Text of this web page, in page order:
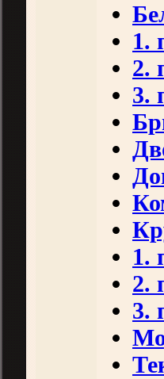
1.
2.
3.
1.
2.
3.